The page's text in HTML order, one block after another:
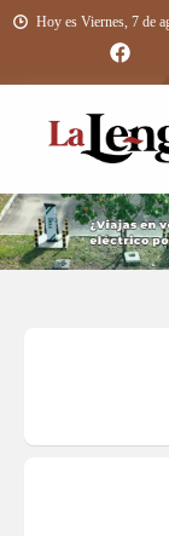
Hoy es Viernes, 7 de